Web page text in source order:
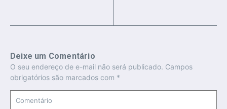
Deixe um Comentário
O seu endereço de e-mail não será publicado. Campos
obrigatórios são marcados com *